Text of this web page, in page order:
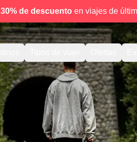
30% de descuentoen viajes de